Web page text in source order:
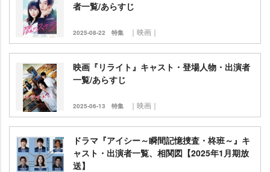
者一覧/あらすじ
2025-08-22 特集 ｜映画｜
映画『リライト』キャスト・登場人物・出演者
一覧/あらすじ
2025-06-13 特集 ｜映画｜
ドラマ『アイシー～瞬間記憶捜査・柊班～』キ
ャスト・出演者一覧、相関図【2025年1月期放
送】